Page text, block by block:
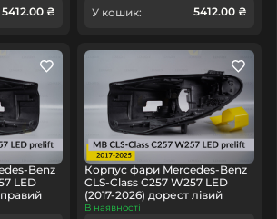
5412.00 ₴ У кошик: 5412.00 ₴
Benz
LED
правий
Корпус фари Mercedes-Benz
CLS-Class C257 W257 LED
(2017-2026) дорест лівий
В наявності